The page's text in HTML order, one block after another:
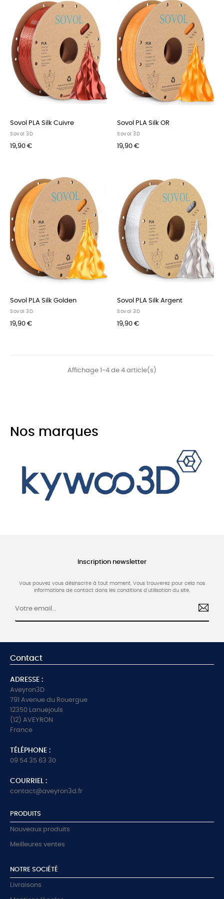
Sovol PLA Silk Cuivre
Sovol 3D
19,90 €
Sovol PLA Silk OR
Sovol 3D
19,90 €
Sovol PLA Silk Golden
Sovol 3D
19,90 €
Sovol PLA Silk Argent
Sovol 3D
19,90 €
Affichage 1-4 de 4 article(s)
Nos marques
Inscription newsletter
Vous pouvez vous désinscrire à tout moment. Vous trouverez pour cela nos
informations de contact dans les conditions d'utilisation du site.
Contact
ADRESSE :
Aveyron3D
791 Avenue du Rouergue
12350 Lanuejouls
(12) AVEYRON
France
TÉLÉPHONE :
09 54 35 63 30
COURRIEL :
contact@aveyron3d.fr
PRODUITS
Nouveaux produits
Meilleures ventes
NOTRE SOCIÉTÉ
Livraisons